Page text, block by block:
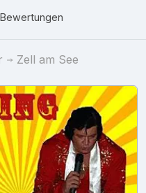
Bewertungen
Zell am See